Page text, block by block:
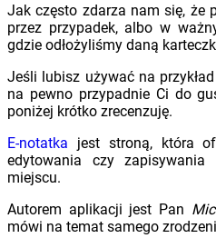
Jak często zdarza nam się, że
przez przypadek, albo w
gdzie odłożyliśmy daną
Jeśli lubisz używać na przykład
na pewno przypadnie Ci do
poniżej krótko zrecenzuję.
E-notatka jest stroną, która
edytowania czy
miejscu.
Autorem aplikacji jest Pan
mówi na temat samego